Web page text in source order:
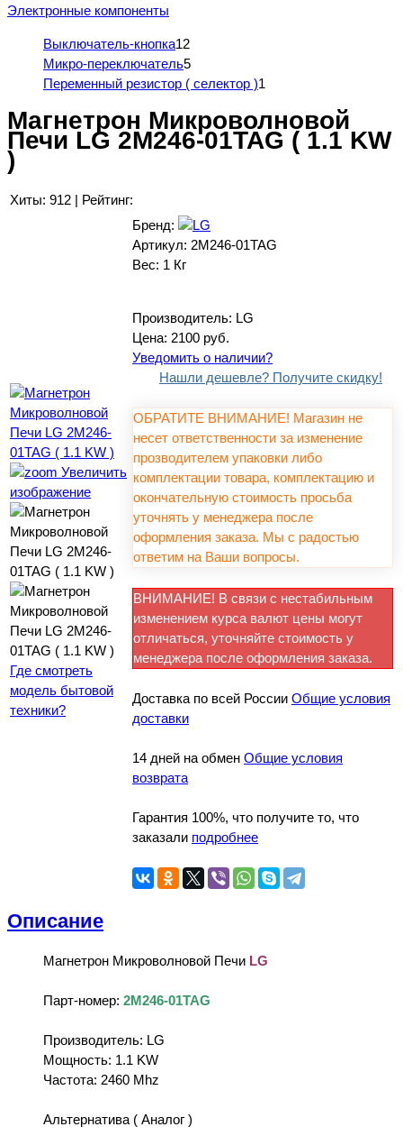
Электронные компоненты
Выключатель-кнопка12
Микро-переключатель5
Переменный резистор ( селектор )1
Магнетрон Микроволновой
Печи LG 2M246-01TAG ( 1.1 KW
)
Хиты: 912 | Рейтинг:
Увеличить
изображение
Где смотреть
модель бытовой
техники?
Бренд:
Артикул: 2M246-01TAG
Вес: 1 Кг
Производитель: LG
Цена: 2100 руб.
Уведомить о наличии?
Нашли дешевле? Получите скидку!
ОБРАТИТЕ ВНИМАНИЕ! Магазин не
несет ответственности за изменение
прозводителем упаковки либо
комплектации товара, комплектацию и
окончательную стоимость просьба
уточнять у менеджера после
оформления заказа. Мы с радостью
ответим на Ваши вопросы.
ВНИМАНИЕ! В связи с нестабильным
изменением курса валют цены могут
отличаться, уточняйте стоимость у
менеджера после оформления заказа.
Доставка по всей России Общие условия
доставки
14 дней на обмен Общие условия
возврата
Гарантия 100%, что получите то, что
заказали подробнее
Описание
Магнетрон Микроволновой Печи LG
Парт-номер: 2M246-01TAG
Производитель: LG
Мощность: 1.1 KW
Частота: 2460 Mhz
Альтернатива ( Аналог )